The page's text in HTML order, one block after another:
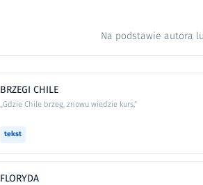
Na podstawie autora
BRZEGI CHILE
„Gdzie Chile brzeg, znowu wiedzie kurs,”
tekst
FLORYDA